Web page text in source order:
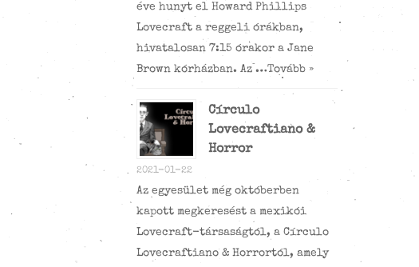
éve hunyt el Howard Phillips
Lovecraft a reggeli órákban,
hivatalosan 7:15 órakor a Jane
Brown kórházban. Az …Tovább »
Círculo
Lovecraftiano &
Horror
2021-01-22
Az egyesület még októberben
kapott megkeresést a mexikói
Lovecraft-társaságtól, a Círculo
Lovecraftiano & Horrortól, amely